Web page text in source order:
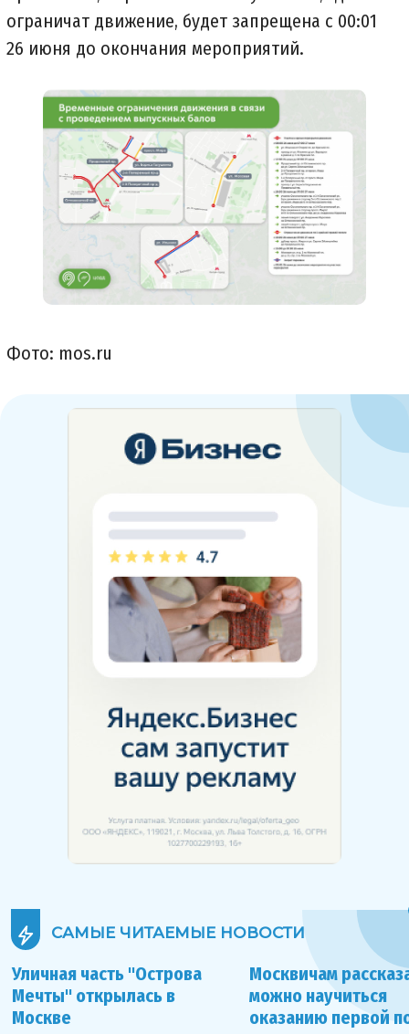
ограничат движение, будет запрещена с 00:01
26 июня до окончания мероприятий.
Фото: mos.ru
САМЫЕ ЧИТАЕМЫЕ НОВОСТИ
Уличная часть "Острова
Мечты" открылась в
Москве
Москвичам
можно научиться
оказанию первой